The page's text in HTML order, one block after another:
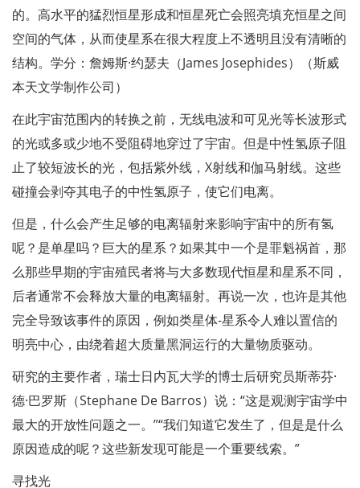
的。高水平的猛烈恒星形成和恒星死亡会照亮填充恒星之间
空间的气体，从而使星系在很大程度上不透明且没有清晰的
结构。学分：詹姆斯·约瑟夫（James Josephides）（斯威
本天文学制作公司）
在此宇宙范围内的转换之前，无线电波和可见光等长波形式
的光或多或少地不受阻碍地穿过了宇宙。但是中性氢原子阻
止了较短波长的光，包括紫外线，X射线和伽马射线。这些
碰撞会剥夺其电子的中性氢原子，使它们电离。
但是，什么会产生足够的电离辐射来影响宇宙中的所有氢
呢？是单星吗？巨大的星系？如果其中一个是罪魁祸首，那
么那些早期的宇宙殖民者将与大多数现代恒星和星系不同，
后者通常不会释放大量的电离辐射。再说一次，也许是其他
完全导致该事件的原因，例如类星体-星系令人难以置信的
明亮中心，由绕着超大质量黑洞运行的大量物质驱动。
研究的主要作者，瑞士日内瓦大学的博士后研究员斯蒂芬·
德·巴罗斯（Stephane De Barros）说：“这是观测宇宙学中
最大的开放性问题之一。”“我们知道它发生了，但是是什么
原因造成的呢？这些新发现可能是一个重要线索。”
寻找光